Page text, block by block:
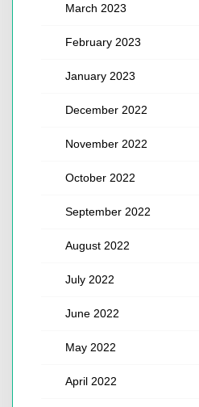
March 2023
February 2023
January 2023
December 2022
November 2022
October 2022
September 2022
August 2022
July 2022
June 2022
May 2022
April 2022